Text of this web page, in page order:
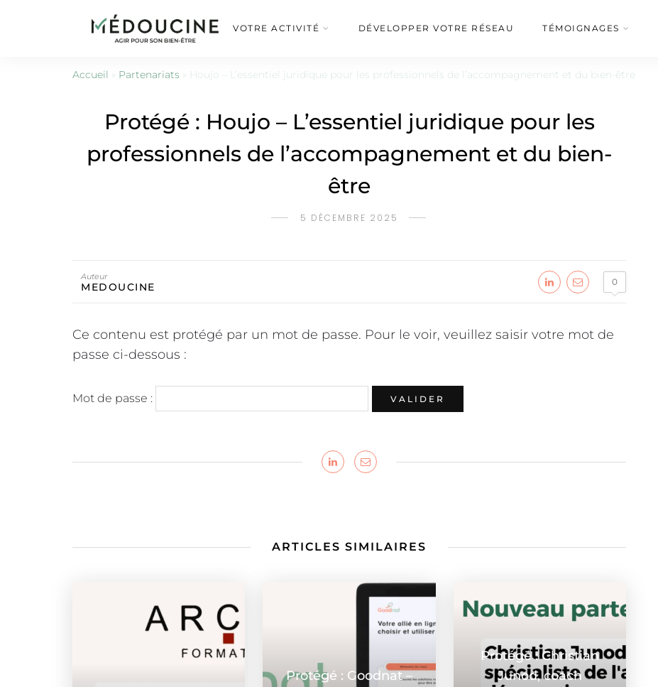
VOTRE ACTIVITÉ DÉVELOPPER VOTRE RÉSEAU TÉMOIGNAGES
Accueil » Partenariats » Houjo – L’essentiel juridique pour les professionnels de l’accompagnement et du bien-être
Protégé : Houjo – L’essentiel juridique pour les
professionnels de l’accompagnement et du bien-
être
5 DÉCEMBRE 2025
Auteur
MEDOUCINE 0
Ce contenu est protégé par un mot de passe. Pour le voir, veuillez saisir votre mot de
passe ci-dessous :
Mot de passe :
ARTICLES SIMILAIRES
Protégé : Goodnat –
Protégé : Christian
Junod, coach